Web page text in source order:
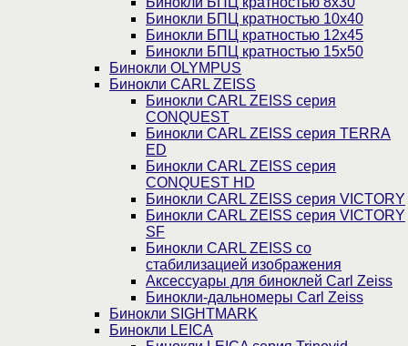
Бинокли БПЦ кратностью 10х40
Бинокли БПЦ кратностью 12х45
Бинокли БПЦ кратностью 15х50
Бинокли OLYMPUS
Бинокли CARL ZEISS
Бинокли CARL ZEISS серия
CONQUEST
Бинокли CARL ZEISS серия TERRA
ED
Бинокли CARL ZEISS серия
CONQUEST HD
Бинокли CARL ZEISS серия VICTORY
Бинокли CARL ZEISS серия VICTORY
SF
Бинокли CARL ZEISS со
стабилизацией изображения
Аксессуары для биноклей Carl Zeiss
Бинокли-дальномеры Carl Zeiss
Бинокли SIGHTMARK
Бинокли LEICA